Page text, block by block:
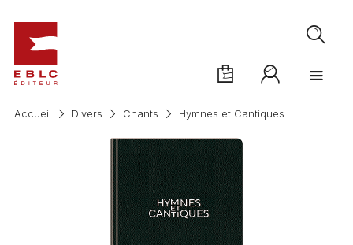
Accueil Divers Chants Hymnes et Cantiques